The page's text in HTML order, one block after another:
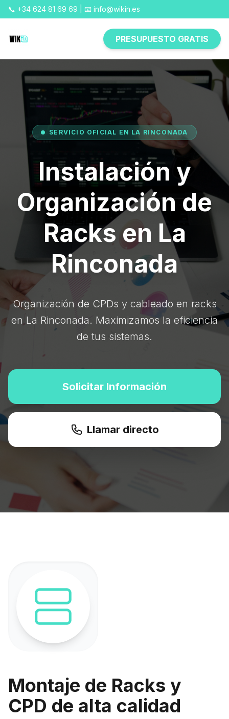
📞 +34 624 81 69 69 | 📧 info@wikin.es
PRESUPUESTO GRATIS
SERVICIO OFICIAL EN LA RINCONADA
Instalación y
Organización de
Racks en La
Rinconada
Organización de CPDs y cableado en racks
en La Rinconada. Maximizamos la eficiencia
de tus sistemas.
Solicitar Información
Llamar directo
Montaje de Racks y
CPD de alta calidad